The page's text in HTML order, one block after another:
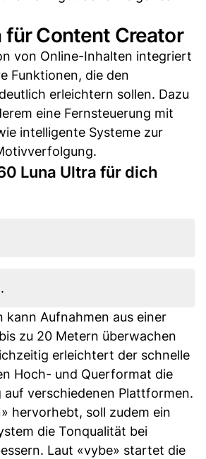
für Content Creator
von Online-Inhalten integriert
Funktionen, die den
erleichtern sollen. Dazu
eine Fernsteuerung mit
intelligente Systeme zur
Luna Ultra für dich
kann Aufnahmen aus einer
zu 20 Metern überwachen
erleichtert der schnelle
Hoch- und Querformat die
verschiedenen Plattformen.
hervorhebt, soll zudem ein
die Tonqualität bei
Laut «vybe» startet die